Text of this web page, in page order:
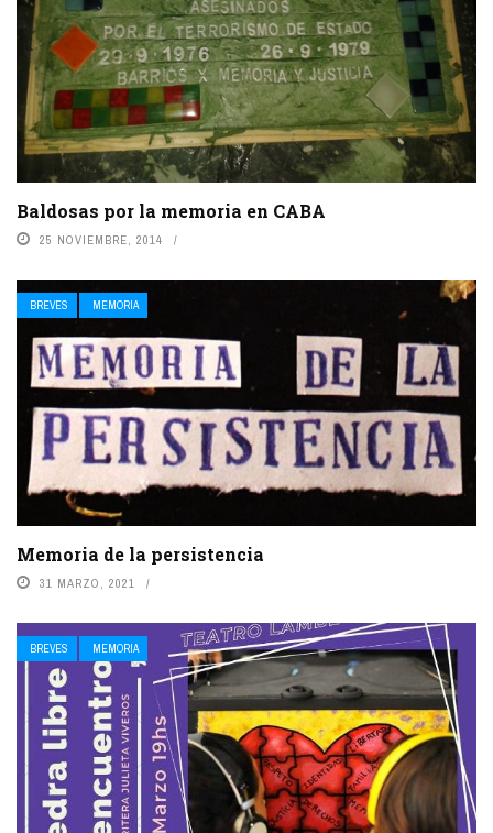
Baldosas por la memoria en CABA
25 NOVIEMBRE, 2014
BREVES MEMORIA
Memoria de la persistencia
31 MARZO, 2021
BREVES MEMORIA